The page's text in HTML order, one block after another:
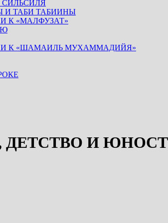
СИЛЬСИЛЯ
И ТАБИ ТАБИИНЫ
К «МАЛФУЗАТ»
К «ШАМАИЛЬ МУХАММАДИЙЯ»
ДЕТСТВО И